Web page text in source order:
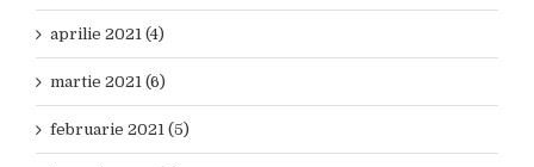
aprilie 2021 (4)
martie 2021 (6)
februarie 2021 (5)